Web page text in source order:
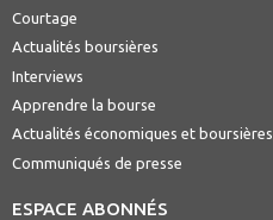
Courtage
Actualités boursières
Interviews
Apprendre la bourse
Actualités économiques et boursières
Communiqués de presse
ESPACE ABONNÉS